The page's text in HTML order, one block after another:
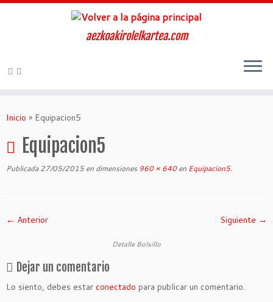
aezkoakirolelkartea.com
Inicio » Equipacion5
Equipacion5
Publicada 27/05/2015en dimensiones 960 × 640en Equipacion5.
← Anterior Siguiente →
Detalle Bolsillo
Dejar un comentario
Lo siento, debes estar conectado para publicar un comentario.